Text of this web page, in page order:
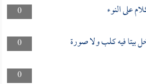
0
على النوء
0
بيتا فيه كلب ولا صورة
0